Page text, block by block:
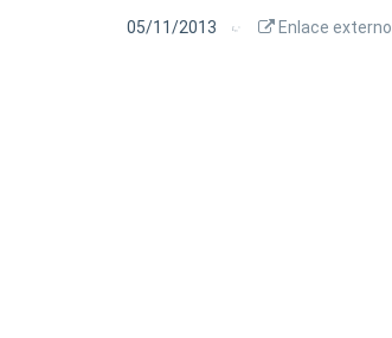
05/11/2013 Enlace externo